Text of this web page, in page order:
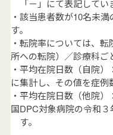
「－」にて表記してい
・該当患者数が10名未
す。
・転院率については、
所への転院）／診療科ご
・平均在院日数（自院
に集計し、その値を症例
・平均在院日数（他院
国DPC対象病院の令和
す。